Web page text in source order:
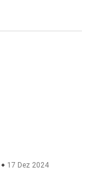
17 Dez 2024